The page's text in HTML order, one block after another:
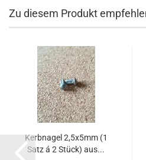
Zu diesem Produkt
Kerbnagel 2,5x5mm (1
Satz á 2 Stück) aus...